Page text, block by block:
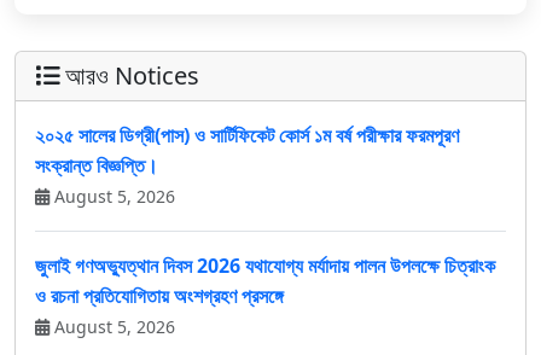
আরও Notices
২০২৫ সালের ডিগ্রী(পাস) ও সার্টিফিকেট কোর্স ১ম বর্ষ পরীক্ষার ফরমপূরণ
সংক্রান্ত বিজ্ঞপ্তি।
August 5, 2026
জুলাই গণঅভ্যুত্থান দিবস 2026 যথাযোগ্য মর্যাদায় পালন উপলক্ষে চিত্রাংক
ও রচনা প্রতিযোগিতায় অংশগ্রহণ প্রসঙ্গে
August 5, 2026